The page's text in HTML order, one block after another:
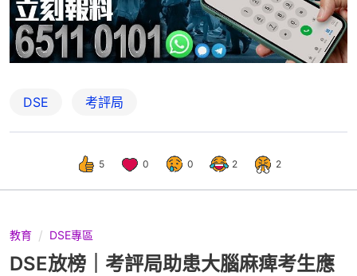
DSE 考評局
5 0 0 2 2
教育 DSE專區
DSE放榜｜考評局助患大腦麻痺考生應